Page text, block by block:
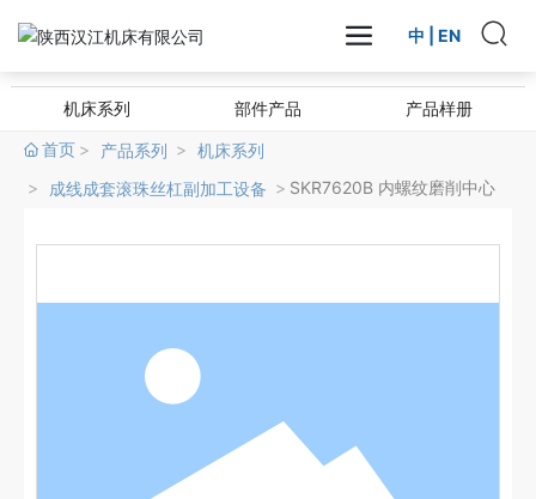
中 EN
成线成套滚珠丝杠副加工设备
机床系列 部件产品
产品样册
首页
产品系列
机床系列
成线成套滚珠丝杠副加工设备
SKR7620B 内螺纹磨削中心